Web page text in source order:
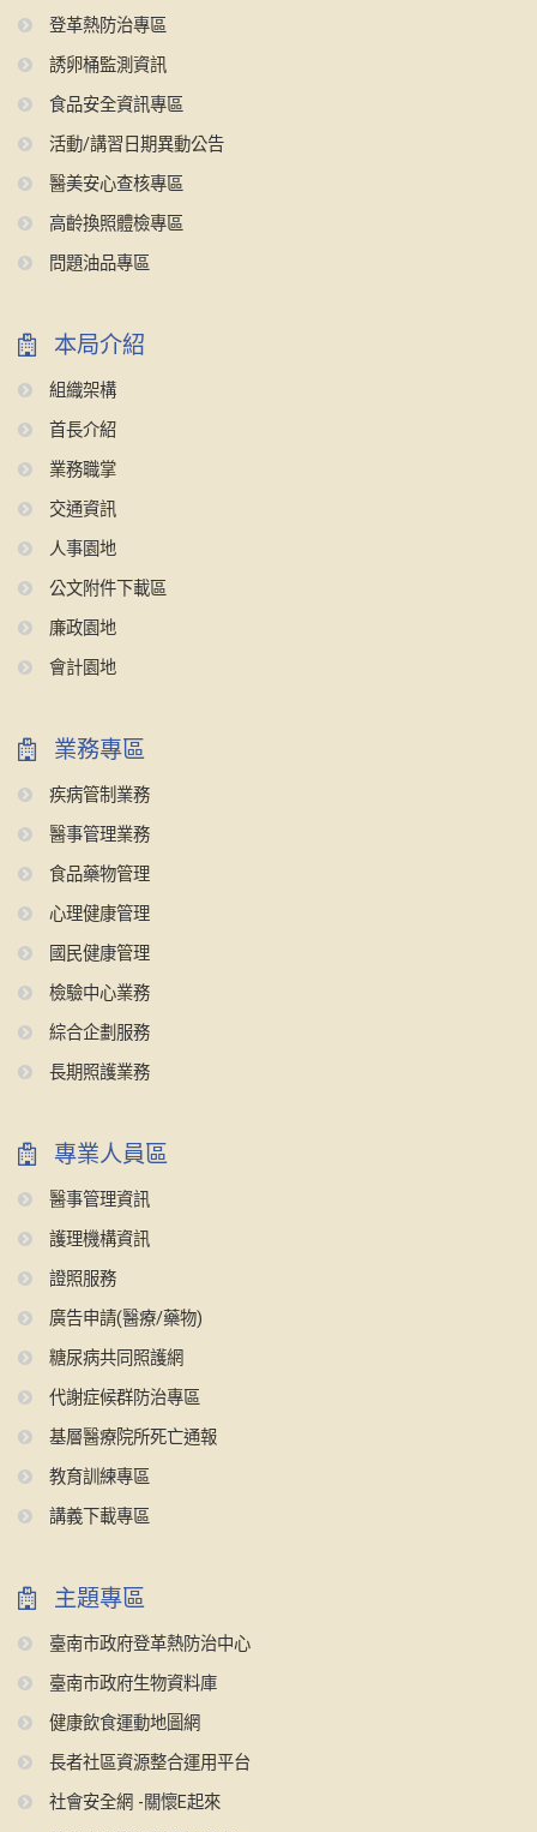
登革熱防治專區
誘卵桶監測資訊
食品安全資訊專區
活動/講習日期異動公告
醫美安心查核專區
高齡換照體檢專區
問題油品專區
本局介紹
組織架構
首長介紹
業務職掌
交通資訊
人事園地
公文附件下載區
廉政園地
會計園地
業務專區
疾病管制業務
醫事管理業務
食品藥物管理
心理健康管理
國民健康管理
檢驗中心業務
綜合企劃服務
長期照護業務
專業人員區
醫事管理資訊
護理機構資訊
證照服務
廣告申請(醫療/藥物)
糖尿病共同照護網
代謝症候群防治專區
基層醫療院所死亡通報
教育訓練專區
講義下載專區
主題專區
臺南市政府登革熱防治中心
臺南市政府生物資料庫
健康飲食運動地圖網
長者社區資源整合運用平台
社會安全網 -關懷E起來